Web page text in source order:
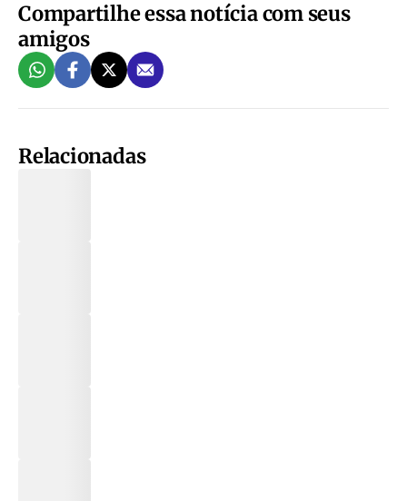
Compartilhe essa notícia com seus
amigos
Relacionadas